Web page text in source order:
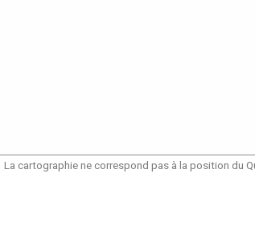
La cartographie ne correspond pas à la position du